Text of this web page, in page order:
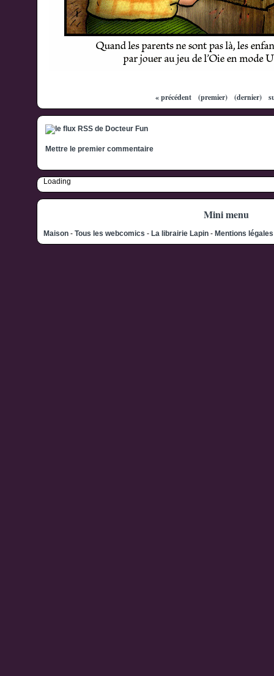
« précédent (premier) (dernier)
Mettre le premier commentaire
Loading
Mini menu
Maison - Tous les webcomics - La librairie Lapin - Mentions